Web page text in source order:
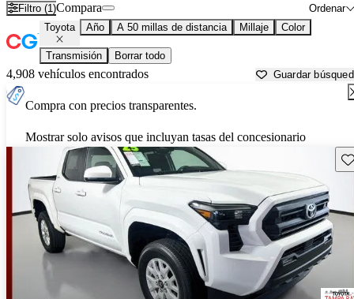
Filtro (1) Ordenar
Compara
Toyota Año A 50 millas de distancia Millaje Color
Transmisión Borrar todo
4,908 vehículos encontrados Guardar
Compra con precios transparentes.
Mostrar solo avisos que incluyan tasas del concesionario